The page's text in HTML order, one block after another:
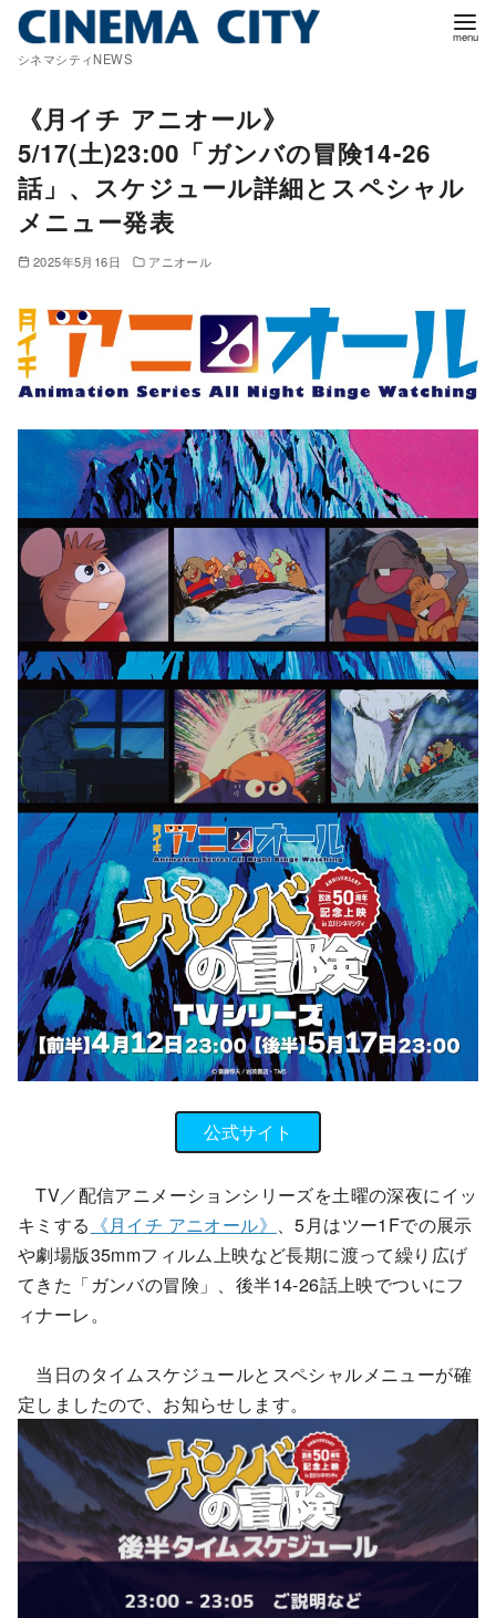
シネマシティNEWS
《月イチ アニオール》
5/17(土)23:00「ガンバの冒険14-26
話」、スケジュール詳細とスペシャル
メニュー発表
2025年5月16日 アニオール
公式サイト
TV／配信アニメーションシリーズを土曜の深夜にイッ
キミする 《月イチ アニオール》 、5月はツー1Fでの展示
や劇場版35mmフィルム上映など長期に渡って繰り広げ
てきた「ガンバの冒険」、後半14-26話上映でついにフ
ィナーレ。
当日のタイムスケジュールとスペシャルメニューが確
定しましたので、お知らせします。